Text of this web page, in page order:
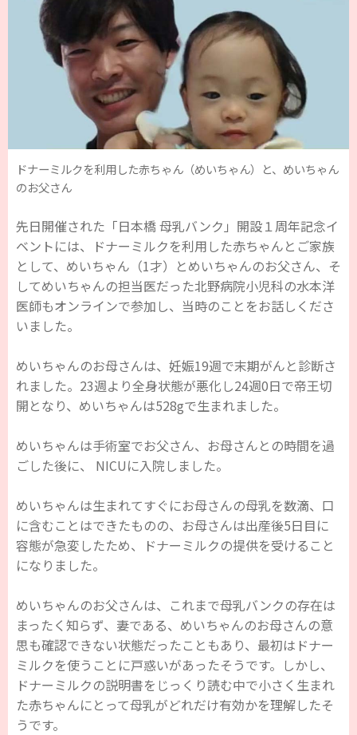
ドナーミルクを利用した赤ちゃん（めいちゃん）と、めいちゃん
のお父さん
先日開催された「日本橋 母乳バンク」開設１周年記念イ
ベントには、ドナーミルクを利用した赤ちゃんとご家族
として、めいちゃん（1才）とめいちゃんのお父さん、そ
してめいちゃんの担当医だった北野病院小児科の水本洋
医師もオンラインで参加し、当時のことをお話しくださ
いました。
めいちゃんのお母さんは、妊娠19週で末期がんと診断さ
れました。23週より全身状態が悪化し24週0日で帝王切
開となり、めいちゃんは528gで生まれました。
めいちゃんは手術室でお父さん、お母さんとの時間を過
ごした後に、 NICUに入院しました。
めいちゃんは生まれてすぐにお母さんの母乳を数滴、口
に含むことはできたものの、お母さんは出産後5日目に
容態が急変したため、ドナーミルクの提供を受けること
になりました。
めいちゃんのお父さんは、これまで母乳バンクの存在は
まったく知らず、妻である、めいちゃんのお母さんの意
思も確認できない状態だったこともあり、最初はドナー
ミルクを使うことに戸惑いがあったそうです。しかし、
ドナーミルクの説明書をじっくり読む中で小さく生まれ
た赤ちゃんにとって母乳がどれだけ有効かを理解したそ
うです。